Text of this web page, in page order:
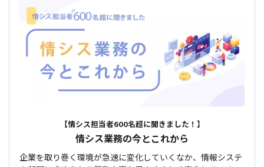
【情シス担当者600名超に聞きました！】
情シス業務の今とこれから
企業を取り巻く環境が急速に変化していくなか、情報システ